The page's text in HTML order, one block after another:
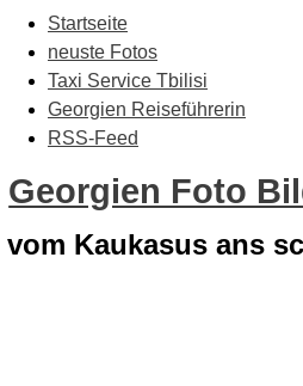
Startseite
neuste Fotos
Taxi Service Tbilisi
Georgien Reiseführerin
RSS-Feed
Georgien Foto
vom Kaukasus ans